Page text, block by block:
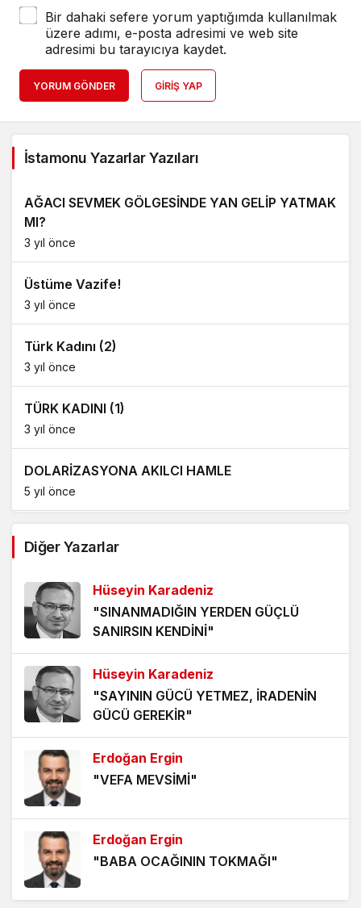
Bir dahaki sefere yorum yaptığımda kullanılmak
üzere adımı, e-posta adresimi ve web site
adresimi bu tarayıcıya kaydet.
YORUM GÖNDER GIRIŞ YAP
İstamonu Yazarlar Yazıları
AĞACI SEVMEK GÖLGESİNDE YAN GELİP YATMAK
MI?
3 yıl önce
Üstüme Vazife!
3 yıl önce
Türk Kadını (2)
3 yıl önce
TÜRK KADINI (1)
3 yıl önce
DOLARİZASYONA AKILCI HAMLE
5 yıl önce
5 yıl önce
ÖLÜMÜ BEKLEMEK
5 yıl önce
HANGİ KAMERAYA BAKALIM?
5 yıl önce
VİZYONER KASTAMONULULAR NEREDESİNİZ?
5 yıl önce
KHK MAĞDURLARI İÇİN IŞIK GÖRÜNDÜ!
5 yıl önce
Diğer Yazarlar
Hüseyin Karadeniz
"SINANMADIĞIN YERDEN GÜÇLÜ
SANIRSIN KENDİNİ"
Hüseyin Karadeniz
"SAYININ GÜCÜ YETMEZ, İRADENİN
GÜCÜ GEREKİR"
Erdoğan Ergin
"VEFA MEVSİMİ"
Erdoğan Ergin
"BABA OCAĞININ TOKMAĞI"